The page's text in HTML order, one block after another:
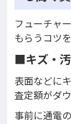
フューチャ
もらうコツ
■キズ・
表面などに
査定額がダ
事前に通電